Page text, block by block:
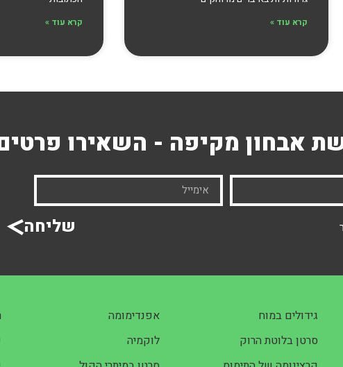
קרא עוד » קרא עוד »
אבחון מקיפה - השאירו
שליחה
גידולים במוח
סרטן בלוטת הרוק
אפנדימומה
לוקמיה